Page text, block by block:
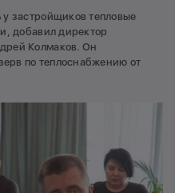
у застройщиков тепловые
добавил директор
Колмаков. Он
по теплоснабжению от